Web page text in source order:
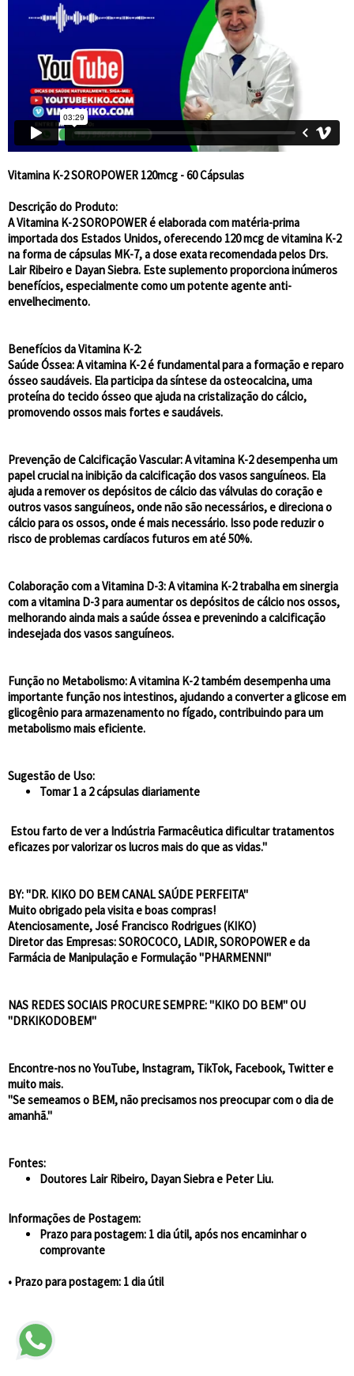
Vitamina K-2 SOROPOWER 120mcg - 60 Cápsulas
Descrição do Produto:
A Vitamina K-2 SOROPOWER é elaborada com matéria-prima
importada dos Estados Unidos, oferecendo 120 mcg de vitamina K-2
na forma de cápsulas MK-7, a dose exata recomendada pelos Drs.
Lair Ribeiro e Dayan Siebra. Este suplemento proporciona inúmeros
benefícios, especialmente como um potente agente anti-
envelhecimento.
Benefícios da Vitamina K-2:
Saúde Óssea:A vitamina K-2 é fundamental para a formação e reparo
ósseo saudáveis. Ela participa da síntese da osteocalcina, uma
proteína do tecido ósseo que ajuda na cristalização do cálcio,
promovendo ossos mais fortes e saudáveis.
Prevenção de Calcificação Vascular:A vitamina K-2 desempenha um
papel crucial na inibição da calcificação dos vasos sanguíneos. Ela
ajuda a remover os depósitos de cálcio das válvulas do coração e
outros vasos sanguíneos, onde não são necessários, e direciona o
cálcio para os ossos, onde é mais necessário. Isso pode reduzir o
risco de problemas cardíacos futuros em até 50%.
Colaboração com a Vitamina D-3:A vitamina K-2 trabalha em sinergia
com a vitamina D-3 para aumentar os depósitos de cálcio nos ossos,
melhorando ainda mais a saúde óssea e prevenindo a calcificação
indesejada dos vasos sanguíneos.
Função no Metabolismo:A vitamina K-2 também desempenha uma
importante função nos intestinos, ajudando a converter a glicose em
glicogênio para armazenamento no fígado, contribuindo para um
metabolismo mais eficiente.
Sugestão de Uso:
Tomar 1 a 2 cápsulas diariamente
Estou farto de ver a Indústria Farmacêutica dificultar tratamentos
eficazes por valorizar os lucros mais do que as vidas."
BY: "DR. KIKO DO BEM CANAL SAÚDE PERFEITA"
Muito obrigado pela visita e boas compras!
Atenciosamente, José Francisco Rodrigues (KIKO)
Diretor das Empresas: SOROCOCO, LADIR, SOROPOWER e da
Farmácia de Manipulação e Formulação "PHARMENNI"
NAS REDES SOCIAIS PROCURE SEMPRE: "KIKO DO BEM" OU
"DRKIKODOBEM"
Encontre-nos no YouTube, Instagram, TikTok, Facebook, Twitter e
muito mais.
"Se semeamos o BEM, não precisamos nos preocupar com o dia de
amanhã."
Fontes:
Doutores Lair Ribeiro, Dayan Siebra e Peter Liu.
Informações de Postagem:
Prazo para postagem: 1 dia útil, após nos encaminhar o
comprovante
• Prazo para postagem: 1 dia útil